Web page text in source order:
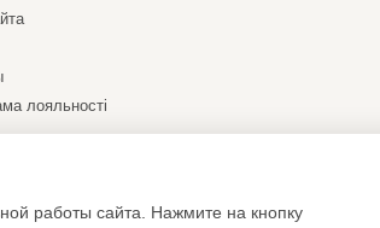
лояльності
работы сайта. Нажмите на кнопку